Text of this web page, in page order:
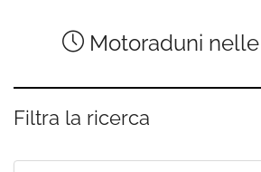
Motoraduni nelle
Filtra la ricerca